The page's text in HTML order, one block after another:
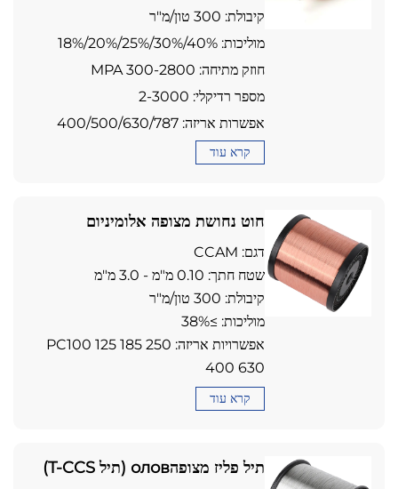
קיבולת: 300 טון/מ"ר
מוליכות: 18%/20%/25%/30%/40%
חוזק מתיחה: 300-2800 MPA
מספר רדיקלי: 2-3000
אפשרות אריזה: 400/500/630/787
קרא עוד
חוט נחושת מצופה אלומיניום
מגנזיום (חוט CCAM)
דגם: CCAM
שטח חתך: 0.10 מ"מ - 3.0 מ"מ
קיבולת: 300 טון/מ"ר
מוליכות: ≥38%
אפשרויות אריזה: PC100 125 185 250
400 630
קרא עוד
תיל פליז מצופהолов (תיל T-CCS)